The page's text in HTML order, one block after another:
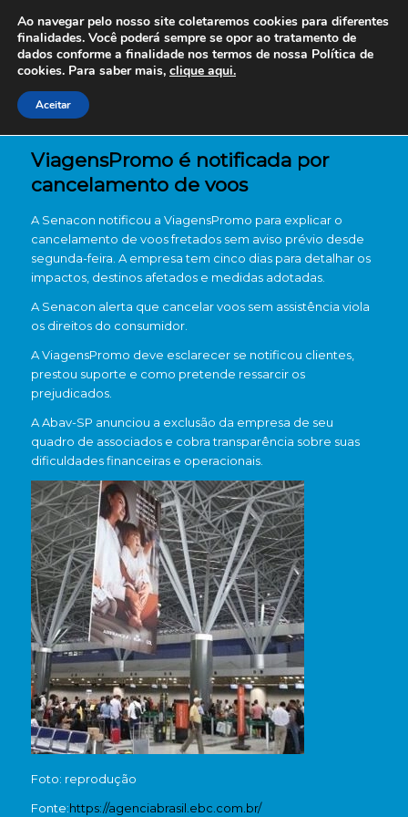
ViagensPromo é notificada por
cancelamento de voos
A Senacon notificou a ViagensPromo para explicar o
cancelamento de voos fretados sem aviso prévio desde
segunda-feira. A empresa tem cinco dias para detalhar os
impactos, destinos afetados e medidas adotadas.
A Senacon alerta que cancelar voos sem assistência viola
os direitos do consumidor.
A ViagensPromo deve esclarecer se notificou clientes,
prestou suporte e como pretende ressarcir os
prejudicados.
A Abav-SP anunciou a exclusão da empresa de seu
quadro de associados e cobra transparência sobre suas
dificuldades financeiras e operacionais.
Foto: reprodução
Fonte:https://agenciabrasil.ebc.com.br/
Ao navegar pelo nosso site coletaremos cookies para diferentes
finalidades. Você poderá sempre se opor ao tratamento de
dados conforme a finalidade nos termos de nossa Política de
cookies. Para saber mais, clique aqui.
Aceitar